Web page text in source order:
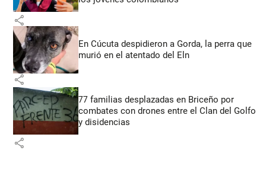
share
En Cúcuta despidieron a Gorda, la perra que
murió en el atentado del Eln
share
77 familias desplazadas en Briceño por
combates con drones entre el Clan del Golfo
y disidencias
share